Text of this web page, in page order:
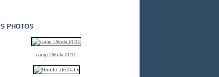
PHOTOS
camp Urkulu 2015